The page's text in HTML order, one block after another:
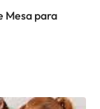
Mesa para